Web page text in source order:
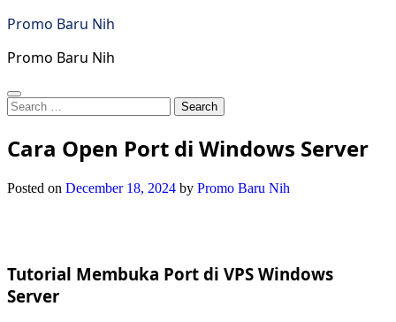
Skip
content
Promo Baru Nih
Promo Baru Nih
Search
for:
Cara Open Port di Windows Server
Posted on December 18, 2024 by Promo Baru Nih
Tutorial Membuka Port di VPS Windows
Server